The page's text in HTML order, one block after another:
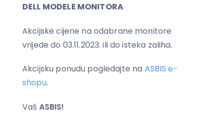
DELL MODELE MONITORA
Akcijske cijene na odabrane monitore
vrijede do 03.11.2023. ili do isteka zaliha.
Akcijsku ponudu pogledajte na ASBIS e-
shopu.
Vaš ASBIS!